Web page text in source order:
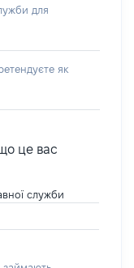
для
як
це вас
служби